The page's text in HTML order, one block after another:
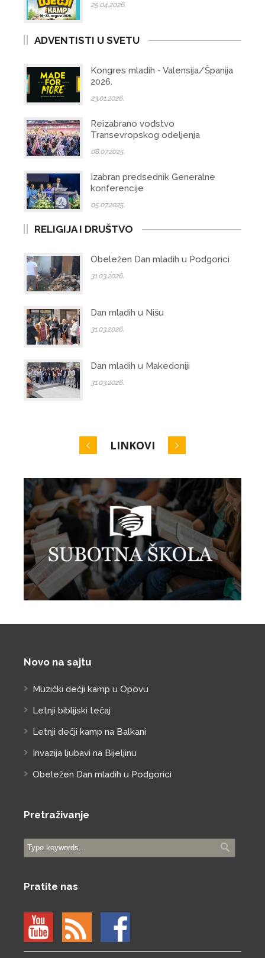
25.04.2026.
ADVENTISTI U SVETU
Kongres mladih - Valensija/Španija
2026.
23.01.2026.
Reizabrano vođstvo
Transevropskog odeljenja
08.07.2025.
Izabran predsednik Generalne
konferencije
05.07.2025.
RELIGIJA I DRUŠTVO
Obeležen Dan mladih u Podgorici
31.03.2026.
Dan mladih u Nišu
31.03.2026.
Dan mladih u Makedoniji
31.03.2026.
LINKOVI
Novo na sajtu
Muzički dečji kamp u Opovu
Letnji biblijski tečaj
Letnji dečji kamp na Balkani
Invazija ljubavi na Bijeljinu
Obeležen Dan mladih u Podgorici
Pretraživanje
Pratite nas